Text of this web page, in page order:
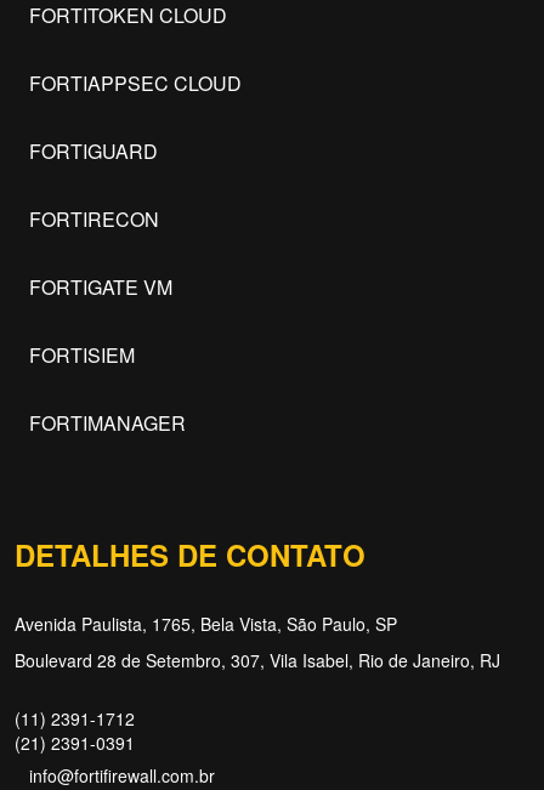
FORTITOKEN CLOUD
FORTIAPPSEC CLOUD
FORTIGUARD
FORTIRECON
FORTIGATE VM
FORTISIEM
FORTIMANAGER
DETALHES DE CONTATO
Avenida Paulista, 1765, Bela Vista, São Paulo, SP
Boulevard 28 de Setembro, 307, Vila Isabel, Rio de Janeiro, RJ
(11) 2391-1712
(21) 2391-0391
info@fortifirewall.com.br